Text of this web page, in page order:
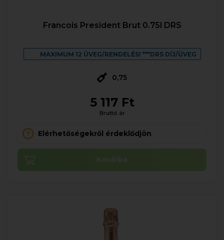
Francois President Brut 0.75l DRS
MAXIMUM 12 ÜVEG/RENDELÉS! ***DRS DÍJ/ÜVEG
0,75
5 117 Ft
Bruttó ár
Elérhetőségekről érdeklődjön
Kosárba